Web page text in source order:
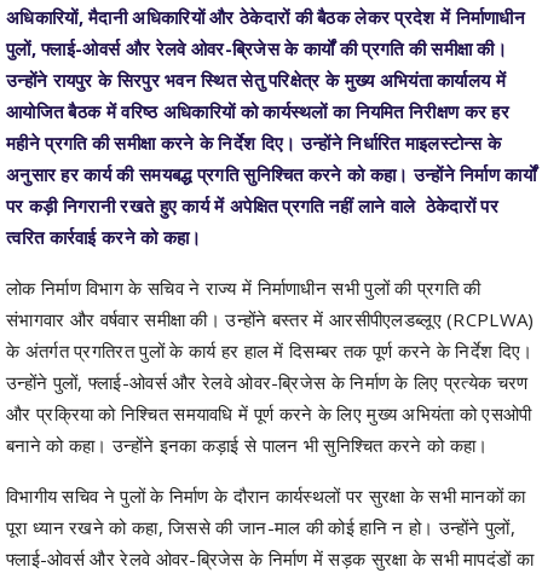
अधिकारियों, मैदानी अधिकारियों और ठेकेदारों की बैठक लेकर प्रदेश में निर्माणाधीन
पुलों, फ्लाई-ओवर्स और रेलवे ओवर-ब्रिजेस के कार्यों की प्रगति की समीक्षा की।
उन्होंने रायपुर के सिरपुर भवन स्थित सेतु परिक्षेत्र के मुख्य अभियंता कार्यालय में
आयोजित बैठक में वरिष्ठ अधिकारियों को कार्यस्थलों का नियमित निरीक्षण कर हर
महीने प्रगति की समीक्षा करने के निर्देश दिए। उन्होंने निर्धारित माइलस्टोन्स के
अनुसार हर कार्य की समयबद्ध प्रगति सुनिश्चित करने को कहा। उन्होंने निर्माण कार्यों
पर कड़ी निगरानी रखते हुए कार्य में अपेक्षित प्रगति नहीं लाने वाले ठेकेदारों पर
त्वरित कार्रवाई करने को कहा।
लोक निर्माण विभाग के सचिव ने राज्य में निर्माणाधीन सभी पुलों की प्रगति की
संभागवार और वर्षवार समीक्षा की। उन्होंने बस्तर में आरसीपीएलडब्लूए (RCPLWA)
के अंतर्गत प्रगतिरत पुलों के कार्य हर हाल में दिसम्बर तक पूर्ण करने के निर्देश दिए।
उन्होंने पुलों, फ्लाई-ओवर्स और रेलवे ओवर-ब्रिजेस के निर्माण के लिए प्रत्येक चरण
और प्रक्रिया को निश्चित समयावधि में पूर्ण करने के लिए मुख्य अभियंता को एसओपी
बनाने को कहा। उन्होंने इनका कड़ाई से पालन भी सुनिश्चित करने को कहा।
विभागीय सचिव ने पुलों के निर्माण के दौरान कार्यस्थलों पर सुरक्षा के सभी मानकों का
पूरा ध्यान रखने को कहा, जिससे की जान-माल की कोई हानि न हो। उन्होंने पुलों,
फ्लाई-ओवर्स और रेलवे ओवर-ब्रिजेस के निर्माण में सड़क सुरक्षा के सभी मापदंडों का